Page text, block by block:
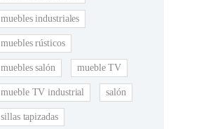
muebles industriales
muebles rústicos
muebles salón mueble TV
mueble TV industrial salón
sillas tapizadas